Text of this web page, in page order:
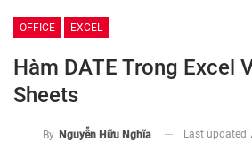
OFFICE EXCEL
Hàm DATE Trong Excel
Sheets
By Nguyễn Hữu Nghĩa Last updated